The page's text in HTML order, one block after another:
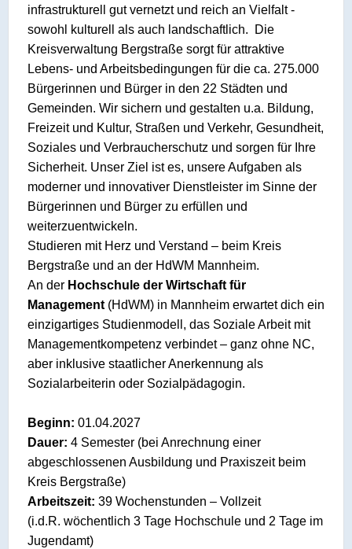
infrastrukturell gut vernetzt und reich an Vielfalt -
sowohl kulturell als auch landschaftlich. Die
Kreisverwaltung Bergstraße sorgt für attraktive
Lebens- und Arbeitsbedingungen für die ca. 275.000
Bürgerinnen und Bürger in den 22 Städten und
Gemeinden. Wir sichern und gestalten u.a. Bildung,
Freizeit und Kultur, Straßen und Verkehr, Gesundheit,
Soziales und Verbraucherschutz und sorgen für Ihre
Sicherheit. Unser Ziel ist es, unsere Aufgaben als
moderner und innovativer Dienstleister im Sinne der
Bürgerinnen und Bürger zu erfüllen und
weiterzuentwickeln.
Studieren mit Herz und Verstand – beim Kreis
Bergstraße und an der HdWM Mannheim.
An der Hochschule der Wirtschaft für
Management (HdWM) in Mannheim erwartet dich ein
einzigartiges Studienmodell, das Soziale Arbeit mit
Managementkompetenz verbindet – ganz ohne NC,
aber inklusive staatlicher Anerkennung als
Sozialarbeiterin oder Sozialpädagogin.
Beginn: 01.04.2027
Dauer: 4 Semester (bei Anrechnung einer
abgeschlossenen Ausbildung und Praxiszeit beim
Kreis Bergstraße)
Arbeitszeit: 39 Wochenstunden – Vollzeit
(i.d.R. wöchentlich 3 Tage Hochschule und 2 Tage im
Jugendamt)